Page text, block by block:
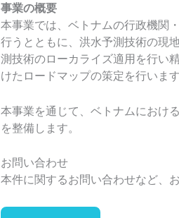
事業の概要
本事業では、ベトナムの行政機関
行うとともに、洪水予測技術の現
測技術のローカライズ適用を行い
けたロードマップの策定を行います
本事業を通じて、ベトナムにおけ
を整備します。
お問い合わせ
本件に関するお問い合わせなど、